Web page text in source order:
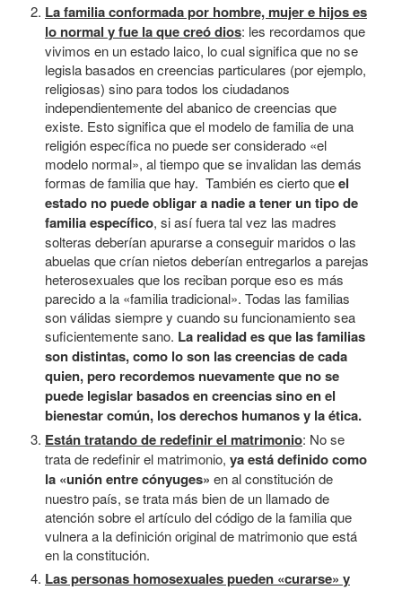
La familia conformada por hombre, mujer e hijos es
lo normal y fue la que creó dios: les recordamos que
vivimos en un estado laico, lo cual significa que no se
legisla basados en creencias particulares (por ejemplo,
religiosas) sino para todos los ciudadanos
independientemente del abanico de creencias que
existe. Esto significa que el modelo de familia de una
religión específica no puede ser considerado «el
modelo normal», al tiempo que se invalidan las demás
formas de familia que hay. También es cierto queel
estado no puede obligar a nadie a tener un tipo de
familia específico, si así fuera tal vez las madres
solteras deberían apurarse a conseguir maridos o las
abuelas que crían nietos deberían entregarlos a parejas
heterosexuales que los reciban porque eso es más
parecido a la «familia tradicional». Todas las familias
son válidas siempre y cuando su funcionamiento sea
suficientemente sano. La realidad es que las familias
son distintas, como lo son las creencias de cada
quien, pero recordemos nuevamente que no se
puede legislar basados en creencias sino en el
bienestar común, los derechos humanos y la ética.
Están tratando de redefinir el matrimonio: No se
trata de redefinir el matrimonio, ya está definido como
la «unión entre cónyuges» en al constitución de
nuestro país, se trata más bien de un llamado de
atención sobre el artículo del código de la familia que
vulnera a la definición original de matrimonio que está
en la constitución.
Las personas homosexuales pueden «curarse» y